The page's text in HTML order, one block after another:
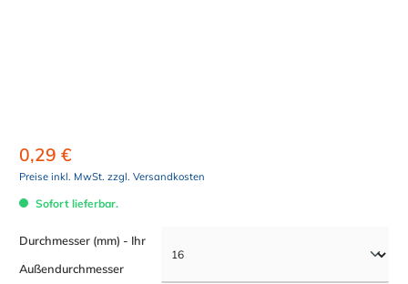
0,29 €
Preise inkl. MwSt. zzgl. Versandkosten
Sofort lieferbar.
Durchmesser (mm) - Ihr
Außendurchmesserauswählen